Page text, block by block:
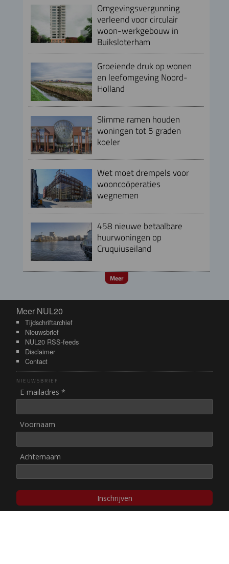
Omgevingsvergunning
verleend voor circulair
woon-werkgebouw in
Buiksloterham
Groeiende druk op wonen
en leefomgeving Noord-
Holland
Slimme ramen houden
woningen tot 5 graden
koeler
Wet moet drempels voor
wooncoöperaties
wegnemen
458 nieuwe betaalbare
huurwoningen op
Cruquiuseiland
Meer
Meer NUL20
Meer NUL20
Tijdschriftarchief
Nieuwsbrief
NUL20 RSS-feeds
Disclaimer
Contact
NIEUWSBRIEF
E-mailadres *
Voornaam
Achternaam
Inschrijven